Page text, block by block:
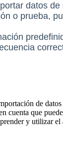
datos
o prueba,
de datos
cuenta que
y utilizar el